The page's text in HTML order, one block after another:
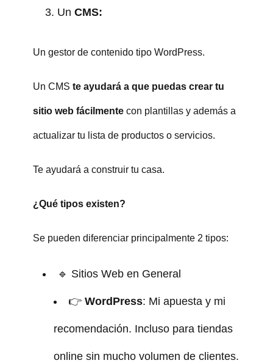
Un CMS:
Un gestor de contenido tipo WordPress.
Un CMS te ayudará a que puedas crear tu
sitio web fácilmentecon plantillas y además a
actualizar tu lista de productos o servicios.
Te ayudará a construir tu casa.
¿Qué tipos existen?
Se pueden diferenciar principalmente 2 tipos:
🔹 Sitios Web en General
👉 WordPress: Mi apuesta y mi
recomendación. Incluso para tiendas
online sin mucho volumen de clientes.